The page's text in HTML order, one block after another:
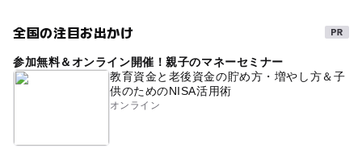
全国の注目お出かけ
参加無料＆オンライン開催！親子のマネーセミナー
教育資金と老後資金の貯め方・増やし方＆子
供のためのNISA活用術
オンライン